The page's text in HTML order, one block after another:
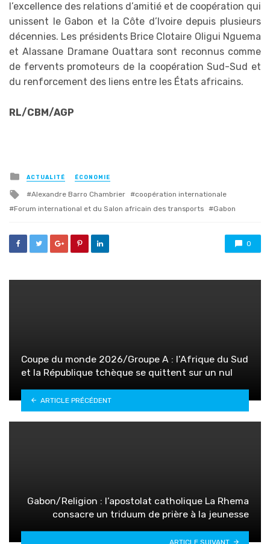
l’excellence des relations d’amitié et de coopération qui
unissent le Gabon et la Côte d’Ivoire depuis plusieurs
décennies. Les présidents Brice Clotaire Oligui Nguema
et Alassane Dramane Ouattara sont reconnus comme
de fervents promoteurs de la coopération Sud-Sud et
du renforcement des liens entre les États africains.
RL/CBM/AGP
Posted
in
ACTUALITÉ ÉCONOMIE
Tagged
with
Alexandre Barro Chambrier
coopération internationale
Forum international et du Salon africain des transports
Gabon
0
Coupe du monde 2026/Groupe A : l’Afrique du Sud
et la République tchèque se quittent sur un nul
ARTICLE PRÉCÉDENT
Gabon/Religion : l’apostolat catholique La Rhema
consacre un triduum de prière à la jeunesse
ARTICLE SUIVANT